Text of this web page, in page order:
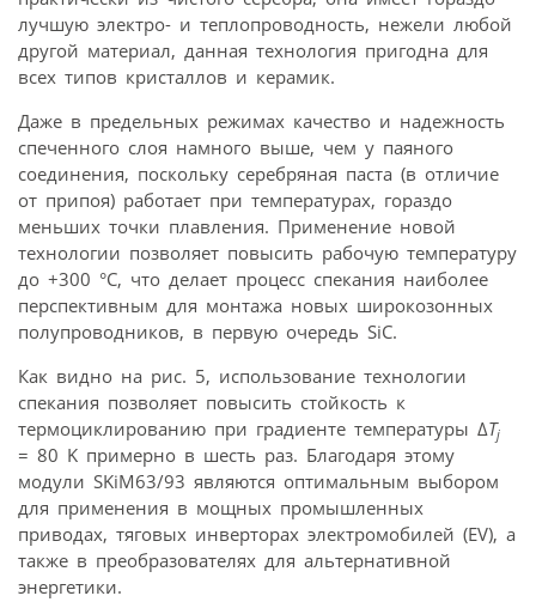
лучшую электро- и теплопроводность, нежели любой
другой материал, данная технология пригодна для
всех типов кристаллов и керамик.
Даже в предельных режимах качество и надежность
спеченного слоя намного выше, чем у паяного
соединения, поскольку серебряная паста (в отличие
от припоя) работает при температурах, гораздо
меньших точки плавления. Применение новой
технологии позволяет повысить рабочую температуру
до +300 °С, что делает процесс спекания наиболее
перспективным для монтажа новых широкозонных
полупроводников, в первую очередь SiC.
Как видно на рис. 5, использование технологии
спекания позволяет повысить стойкость к
термоциклированию при градиенте температуры ΔTj
= 80 K примерно в шесть раз. Благодаря этому
модули SKiM63/93 являются оптимальным выбором
для применения в мощных промышленных
приводах, тяговых инверторах электромобилей (EV), а
также в преобразователях для альтернативной
энергетики.